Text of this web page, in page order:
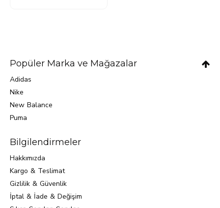
Popüler Marka ve Mağazalar
Adidas
Nike
New Balance
Puma
Bilgilendirmeler
Hakkımızda
Kargo & Teslimat
Gizlilik & Güvenlik
İptal & İade & Değişim